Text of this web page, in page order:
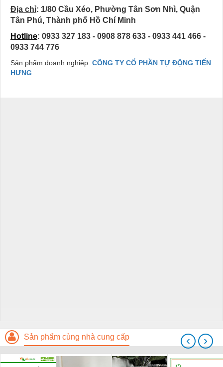
Địa chỉ: 1/80 Cầu Xéo, Phường Tân Sơn Nhì, Quận
Tân Phú, Thành phố Hồ Chí Minh
Hotline: 0933 327 183 - 0908 878 633 - 0933 441 466 -
0933 744 776
Sản phẩm doanh nghiệp: CÔNG TY CỔ PHẦN TỰ ĐỘNG TIẾN
HƯNG
Sản phẩm cùng nhà cung cấp ‹ ›